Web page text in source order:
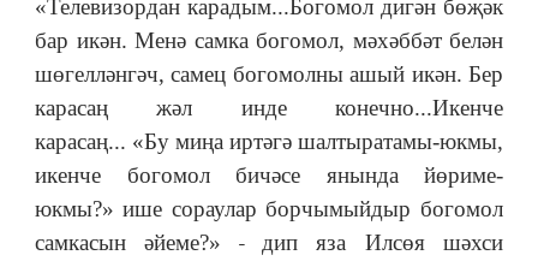
«Телевизордан карадым...Богомол дигән бөҗәк
бар икән. Менә самка богомол, мәхәббәт белән
шөгелләнгәч, самец богомолны ашый икән. Бер
карасаң жәл инде конечно...Икенче
карасаң... «Бу миңа иртәгә шалтыратамы-юкмы,
икенче богомол бичәсе янында йөриме-
юкмы?» ише сораулар борчымыйдыр богомол
самкасын әйеме?» -дип яза Илсөя шәхси